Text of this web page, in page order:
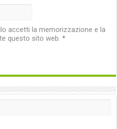
accetti la memorizzazione e la
questo sito web.*